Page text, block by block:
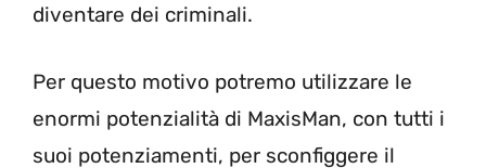
diventare dei criminali.
Per questo motivo potremo utilizzare le
enormi potenzialità di MaxisMan, con tutti i
suoi potenziamenti, per sconfiggere il